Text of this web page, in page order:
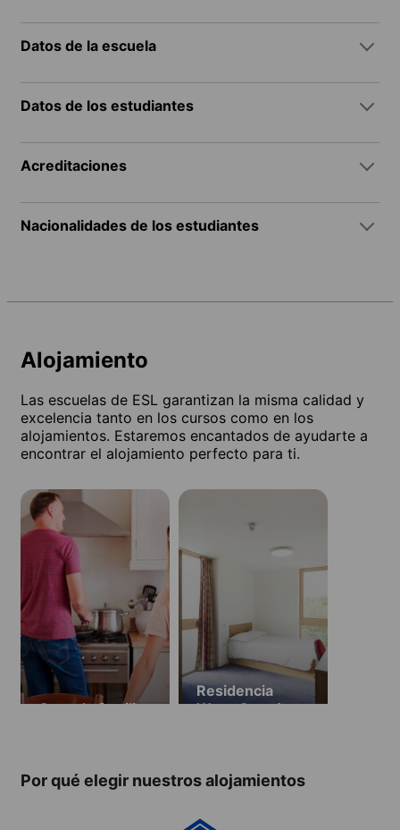
Datos de la escuela
Datos de los estudiantes
Acreditaciones
Nacionalidades de los estudiantes
Alojamiento
Las escuelas de ESL garantizan la misma calidad y
excelencia tanto en los cursos como en los
alojamientos. Estaremos encantados de ayudarte a
encontrar el alojamiento perfecto para ti.
Casa de familia
Residencia
Wavy Gate (a
Por qué elegir nuestros alojamientos